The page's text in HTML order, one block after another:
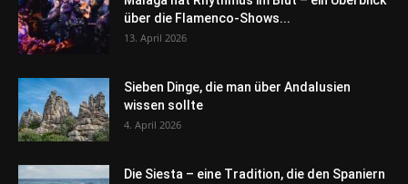
über die Flamenco-Shows...
13. April 2026
Sieben Dinge, die man über Andalusien
wissen sollte
4. April 2026
Die Siesta – eine Tradition, die den Spaniern